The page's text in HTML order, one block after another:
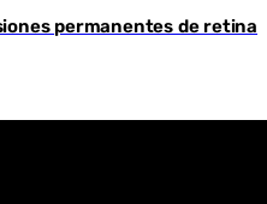
permanentes de retina